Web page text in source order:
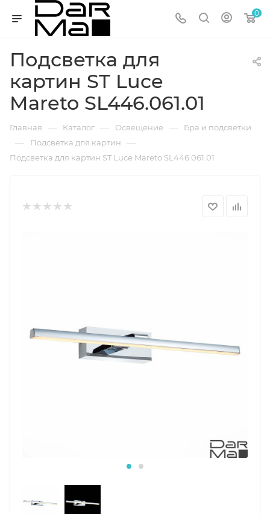
0
Подсветка для
картин ST Luce
Mareto SL446.061.01
Главная — Каталог — Освещение — Бра и подсветки
— Подсветка для картин —
Подсветка для картин ST Luce Mareto SL446.061.01